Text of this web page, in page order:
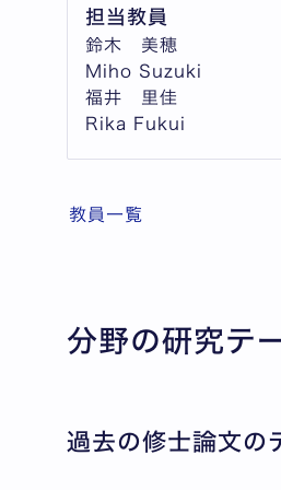
担当教員
鈴木 美穂
Miho Suzuki
福井 里佳
Rika Fukui
教員一覧
分野の研究テ
過去の修士論文の